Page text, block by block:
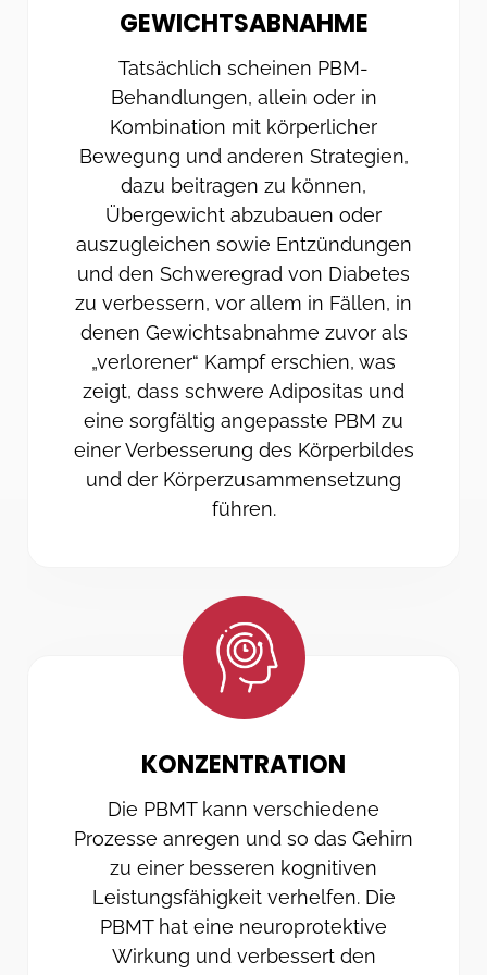
GEWICHTSABNAHME
Tatsächlich scheinen PBM-
Behandlungen, allein oder in
Kombination mit körperlicher
Bewegung und anderen Strategien,
dazu beitragen zu können,
Übergewicht abzubauen oder
auszugleichen sowie Entzündungen
und den Schweregrad von Diabetes
zu verbessern, vor allem in Fällen, in
denen Gewichtsabnahme zuvor als
„verlorener“ Kampf erschien, was
zeigt, dass schwere Adipositas und
eine sorgfältig angepasste PBM zu
einer Verbesserung des Körperbildes
und der Körperzusammensetzung
führen.
KONZENTRATION
Die PBMT kann verschiedene
Prozesse anregen und so das Gehirn
zu einer besseren kognitiven
Leistungsfähigkeit verhelfen. Die
PBMT hat eine neuroprotektive
Wirkung und verbessert den